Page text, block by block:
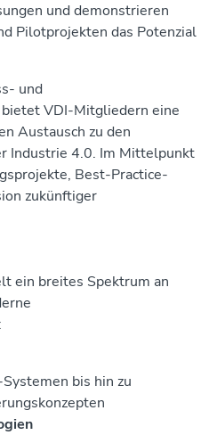
und demonstrieren
Pilotprojekten das Potenzial
und
VDI-Mitgliedern eine
Austausch zu den
Industrie 4.0. Im Mittelpunkt
Best-Practice-
zukünftiger
ein breites Spektrum an
bis hin zu